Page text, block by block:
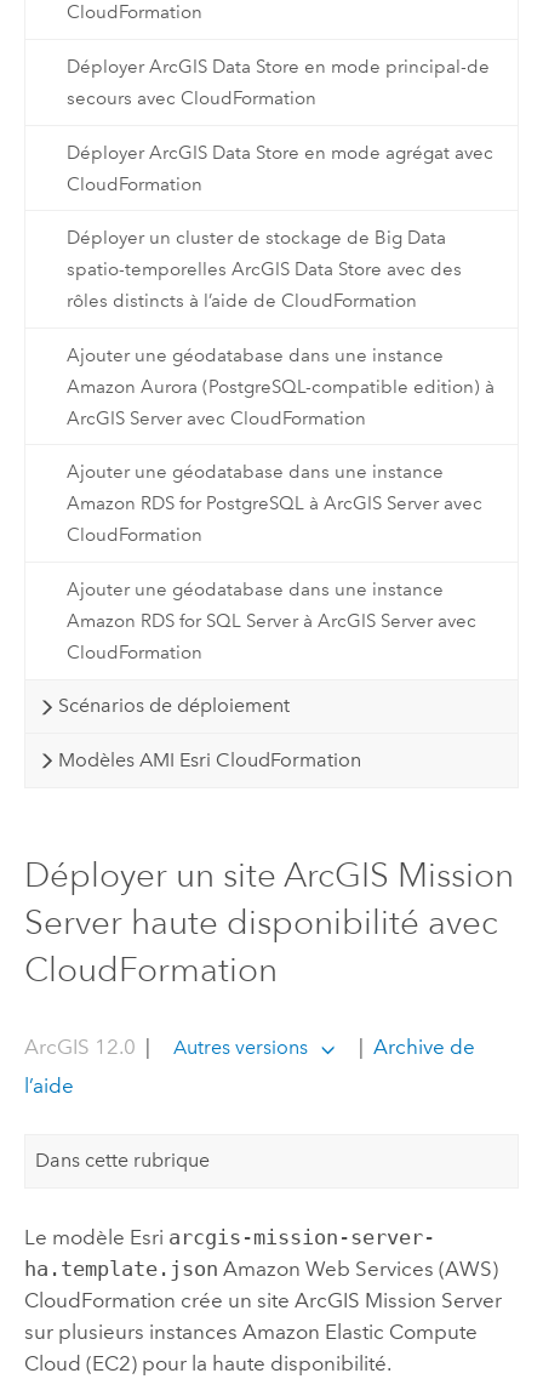
CloudFormation
Déployer ArcGIS Data Store en mode principal-de
secours avec CloudFormation
Déployer ArcGIS Data Store en mode agrégat avec
CloudFormation
Déployer un cluster de stockage de Big Data
spatio-temporelles ArcGIS Data Store avec des
rôles distincts à l’aide de CloudFormation
Ajouter une géodatabase dans une instance
Amazon Aurora (PostgreSQL-compatible edition) à
ArcGIS Server avec CloudFormation
Ajouter une géodatabase dans une instance
Amazon RDS for PostgreSQL à ArcGIS Server avec
CloudFormation
Ajouter une géodatabase dans une instance
Amazon RDS for SQL Server à ArcGIS Server avec
CloudFormation
Scénarios de déploiement
Modèles AMI Esri CloudFormation
Déployer un site ArcGIS Mission
Server haute disponibilité avec
CloudFormation
ArcGIS 12.0 Autres versions
Archive de
l’aide
Dans cette rubrique
Le modèle Esri arcgis-mission-server-
ha.template.json Amazon Web Services (AWS)
CloudFormation crée un site ArcGIS Mission Server
sur plusieurs instances Amazon Elastic Compute
Cloud (EC2)pour la haute disponibilité.